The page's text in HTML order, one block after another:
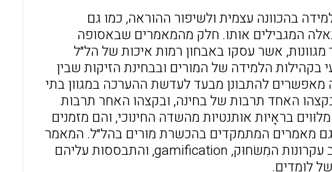
בהכוונה עצמית ולשיפור ההוראה, כמו גם
המגבילים אותו. חלק מהמאמרים שבאסופה
אשר עסקו באבחון רמות איכות של הל״ל
בקהילות הלמידה של המורים ובבחינת הזיקות שבין
להתבונן מבעד לעדשת ההערכה במגוון בתי
האחד תרבות של בחינה, ובקצהו האחר תרבות
בראָיות אותנטיות מהשדה החינוכי, והם מזמנים
גם מאמרים המתמקדים בהכשרת מורים בהל״ל. המאמר
החותם מציע כיוון עתידי: שדרוג ההל״ל באמצעות שילוב עקרונות המִשׂחוּק, gamification, והתבססות עליהם